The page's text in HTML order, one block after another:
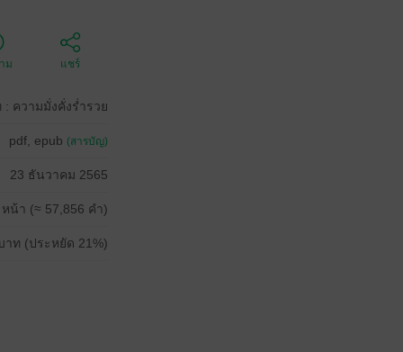
ม แชร์
ความมั่งคั่งร่ำรวย
pdf, epub (สารบัญ)
23 ธันวาคม 2565
หน้า (≈ 57,856 คำ)
าท (ประหยัด 21%)